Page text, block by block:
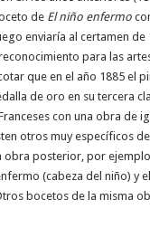
de El niño enfermo
enviaría al certamen
para las
que en el año 1885 el
de oro en su tercera
con una obra de
otros muy específicos
obra posterior, por
(cabeza del niño) y
bocetos de la misma